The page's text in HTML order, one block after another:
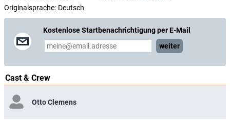
Originalsprache: Deutsch
Kostenlose Startbenachrichtigung per E-Mail
weiter
Cast & Crew
Otto Clemens